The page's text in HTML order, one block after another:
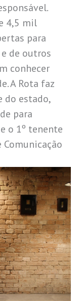
4,5 mil
para
de outros
conhecer
A Rota faz
do estado,
para
o 1º tenente
Comunicação